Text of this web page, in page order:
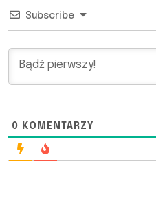
Subscribe
0 KOMENTARZY